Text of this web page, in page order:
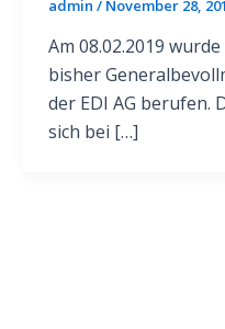
admin / November 28,
Am 08.02.2019
bisher
der EDI AG berufen.
sich bei […]